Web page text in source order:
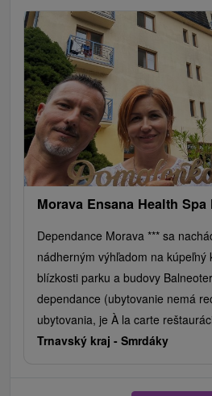
Morava Ensana Health Spa
Dependance Morava *** sa
nádherným výhľadom na kúpeľný
blízkosti parku a budovy
dependance (ubytovanie nemá
ubytovania, je À la carte
Trnavský kraj - Smrdáky